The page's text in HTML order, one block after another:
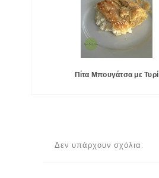
Πίτα Μπουγάτσα με Τυρί
Δεν υπάρχουν σχόλια: